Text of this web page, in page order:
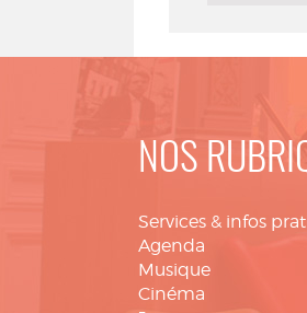
NOS
Services & infos
Agenda
Musique
Cinéma